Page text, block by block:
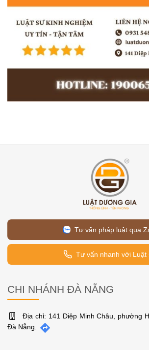
Tư vấn pháp luật qua
Tư vấn nhanh với Luật
CHI NHÁNH ĐÀ NẴNG
Địa chỉ: 141 Diệp Minh Châu, phường
Đà Nẵng.